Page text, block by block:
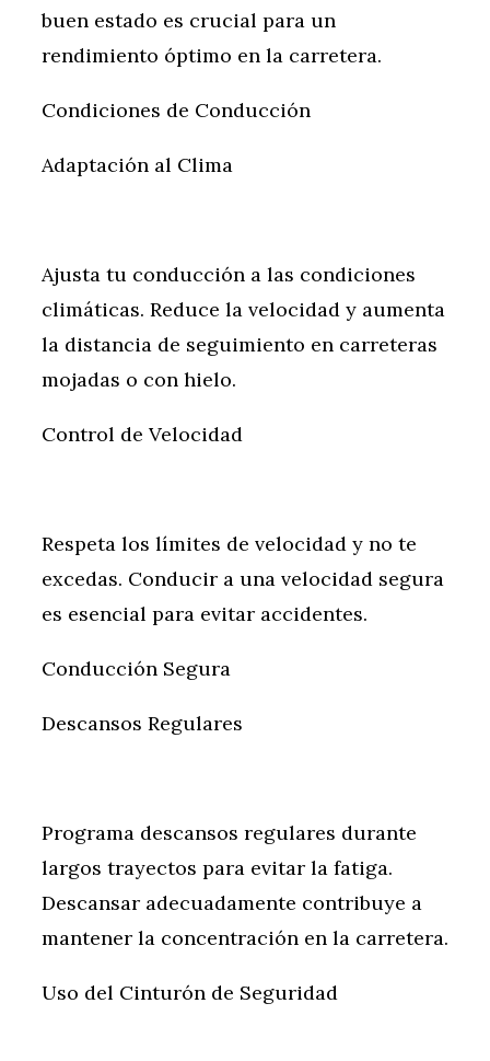
buen estado es crucial para un
rendimiento óptimo en la carretera.
Condiciones de Conducción
Adaptación al Clima
Ajusta tu conducción a las condiciones
climáticas. Reduce la velocidad y aumenta
la distancia de seguimiento en carreteras
mojadas o con hielo.
Control de Velocidad
Respeta los límites de velocidad y no te
excedas. Conducir a una velocidad segura
es esencial para evitar accidentes.
Conducción Segura
Descansos Regulares
Programa descansos regulares durante
largos trayectos para evitar la fatiga.
Descansar adecuadamente contribuye a
mantener la concentración en la carretera.
Uso del Cinturón de Seguridad